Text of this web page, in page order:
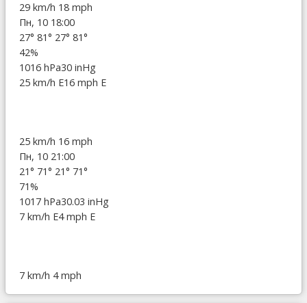
29 km/h 18 mph
Пн, 10 18:00
27° 81° 27° 81°
42%
1016 hPa30 inHg
25 km/h E16 mph E
25 km/h 16 mph
Пн, 10 21:00
21° 71° 21° 71°
71%
1017 hPa30.03 inHg
7 km/h E4 mph E
7 km/h 4 mph